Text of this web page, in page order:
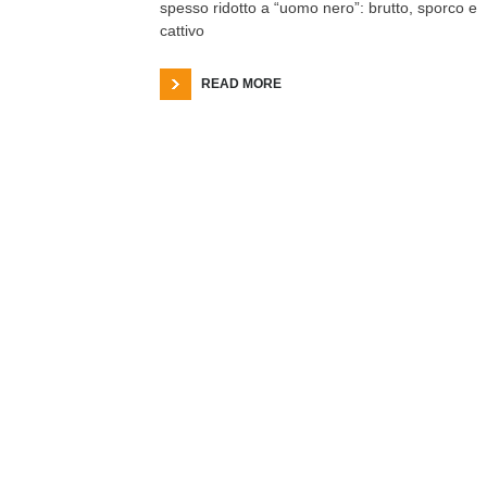
spesso ridotto a “uomo nero”: brutto, sporco e
cattivo
READ MORE